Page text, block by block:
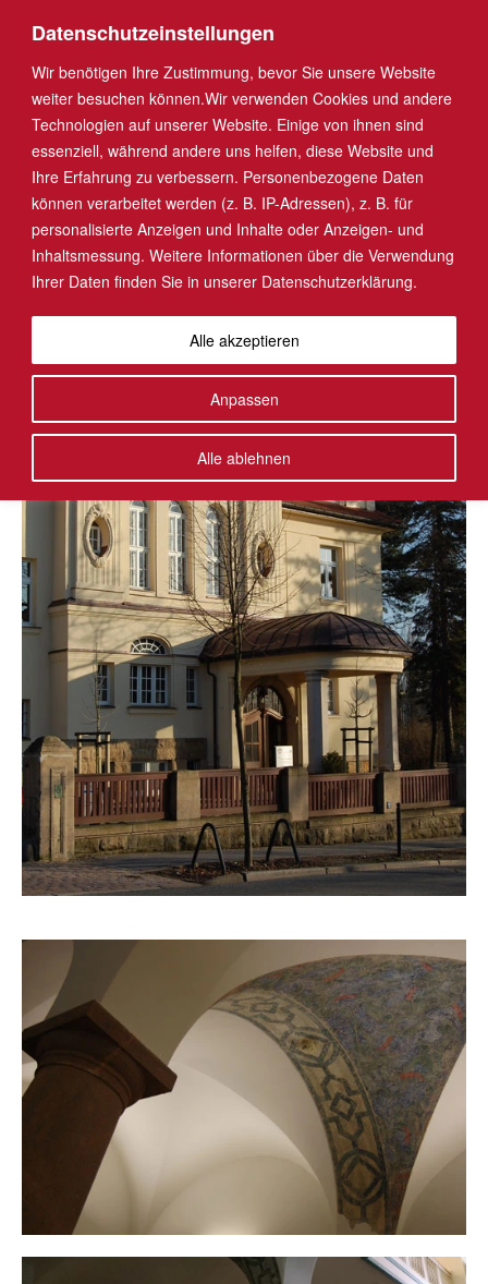
Datenschutzeinstellungen
Wir benötigen Ihre Zustimmung, bevor Sie unsere Website
weiter besuchen können.Wir verwenden Cookies und andere
Technologien auf unserer Website. Einige von ihnen sind
essenziell, während andere uns helfen, diese Website und
Ihre Erfahrung zu verbessern. Personenbezogene Daten
können verarbeitet werden (z. B. IP-Adressen), z. B. für
personalisierte Anzeigen und Inhalte oder Anzeigen- und
Inhaltsmessung. Weitere Informationen über die Verwendung
Ihrer Daten finden Sie in unserer Datenschutzerklärung.
Anpassen
Alle ablehnen
Alle akzeptieren
UNSERE PRAXIS